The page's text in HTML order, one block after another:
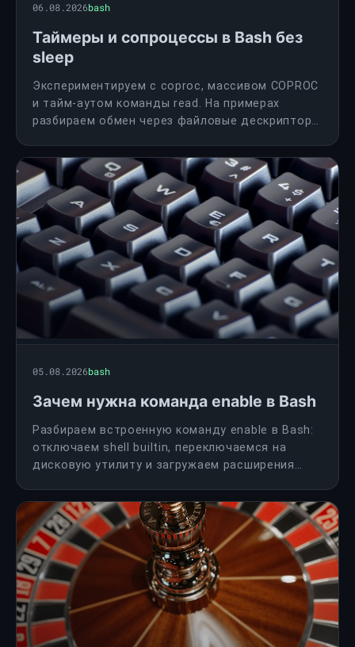
06.08.2026bash
Таймеры и сопроцессы в Bash без
sleep
Экспериментируем с coproc, массивом COPROC
и тайм-аутом команды read. На примерах
разбираем обмен через файловые дескрипторы
05.08.2026bash
Зачем нужна команда enable в Bash
Разбираем встроенную команду enable в Bash:
отключаем shell builtin, переключаемся на
дисковую утилиту и загружаем расширения
BASH_LOADABLES_PATH.